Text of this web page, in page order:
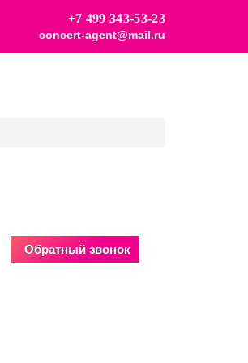
+7 499 343-53-23
concert-agent@mail.ru
Обратный звонок